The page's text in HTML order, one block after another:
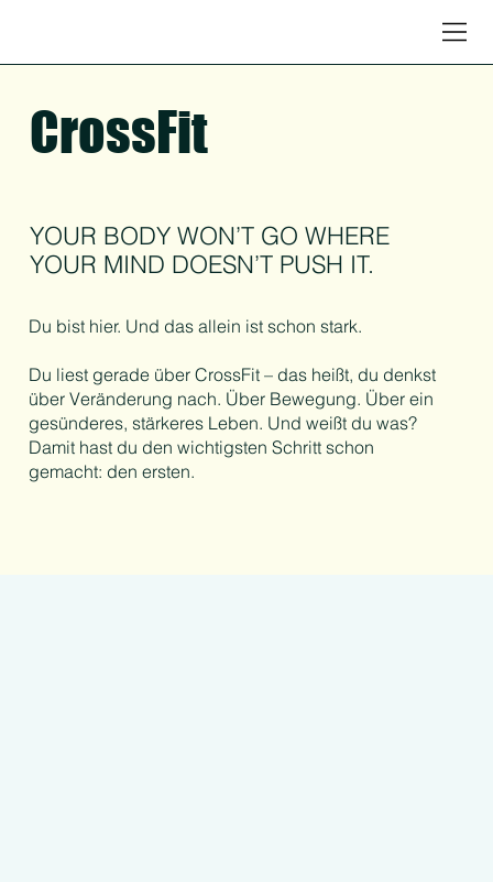
CrossFit
YOUR BODY WON’T GO WHERE
YOUR MIND DOESN’T PUSH IT.
Du bist hier. Und das allein ist schon stark.
Du liest gerade über CrossFit – das heißt, du denkst
über Veränderung nach. Über Bewegung. Über ein
gesünderes, stärkeres Leben. Und weißt du was?
Damit hast du den wichtigsten Schritt schon
gemacht: den ersten.